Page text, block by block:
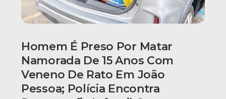
Homem É Preso Por Matar
Namorada De 15 Anos Com
Veneno De Rato Em João
Pessoa; Polícia Encontra